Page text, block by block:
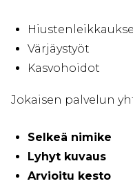
Värjäystyöt
Kasvohoidot
Jokaisen palvelun
Selkeä nimike
Lyhyt kuvaus
Arvioitu kesto